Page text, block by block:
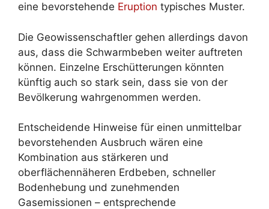
eine bevorstehende Eruption typisches Muster.
Die Geowissenschaftler gehen allerdings davon
aus, dass die Schwarmbeben weiter auftreten
können. Einzelne Erschütterungen könnten
künftig auch so stark sein, dass sie von der
Bevölkerung wahrgenommen werden.
Entscheidende Hinweise für einen unmittelbar
bevorstehenden Ausbruch wären eine
Kombination aus stärkeren und
oberflächennäheren Erdbeben, schneller
Bodenhebung und zunehmenden
Gasemissionen – entsprechende